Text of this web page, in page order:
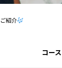
紹介
コース